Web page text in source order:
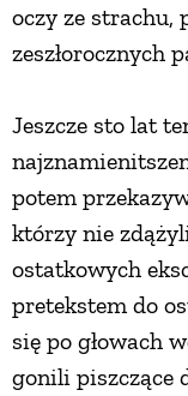
oczy ze strachu,
zeszłorocznych
Jeszcze sto lat
potem
którzy nie
ostatkowych
pretekstem do
się po głowach
gonili piszczące